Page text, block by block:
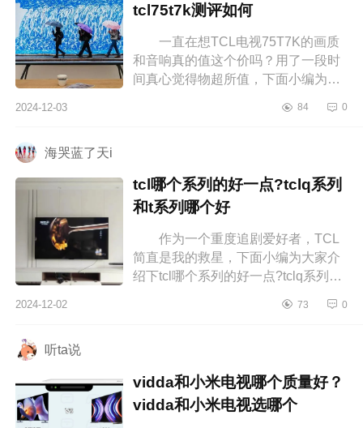
tcl75t7k测评如何
一直在想TCL电视75T7K的画质
和音响真的值这个价吗？用了一段时
间真心觉得物超所值，下面小编为大
tcl75t7k测评如何 TCL75T7K质量
2024-12-03 84 0
海哭蓝了天i
tcl哪个系列的好一点?tclq系列
和t系列哪个好
作为一个重度追剧爱好者，TCL
简直是我的救星，下面小编为大家介
绍下tcl哪个系列的好一点?tclq系列和t
点 tclq系列和t系列哪个好 ...
2024-12-02 73 0
听ta说
vidda和小米电视哪个质量好？
vidda和小米电视选哪个